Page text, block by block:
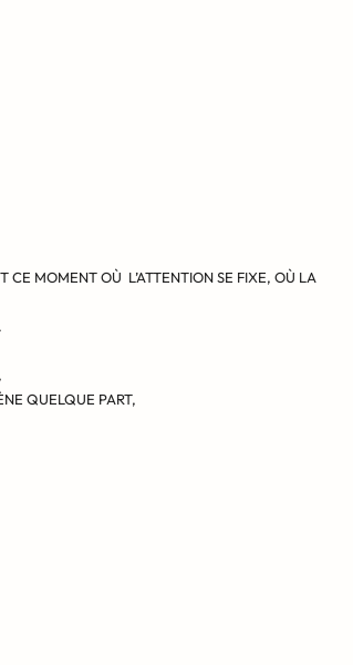
CE MOMENT OÙ L’ATTENTION SE FIXE, OÙ LA
QUELQUE PART,